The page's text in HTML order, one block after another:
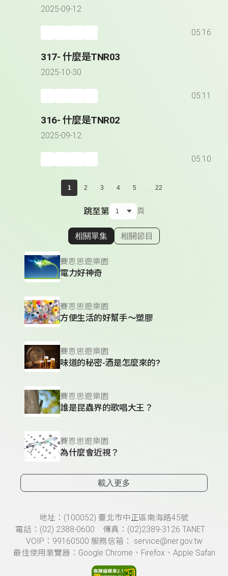
2025-09-12
05:16
317- 什麼是TNR03
2025-10-30
05:11
316- 什麼是TNR02
2025-09-12
05:10
1 2 3 4 5 ... 22
跳至第 頁
顯示相關單集
相關單集 相關節目
賽恩思遊樂園
電力好神奇
賽恩思遊樂園
方便生活的好幫手～塑膠
賽恩思遊樂園
味道的秘密-酒是怎麼來的?
賽恩思遊樂園
誰是昆蟲界的歌唱大王？
賽恩思遊樂園
為什麼會近視？
載入更多
頁尾資訊地址：(100052) 臺北市中正區南海路45號
電話：(02) 2388-0600 傳真：(02)2389-3126 TANET
VOIP：99160500 服務信箱： service@ner.gov.tw
最佳使用瀏覽器：Google Chrome、Firefox、Apple Safari